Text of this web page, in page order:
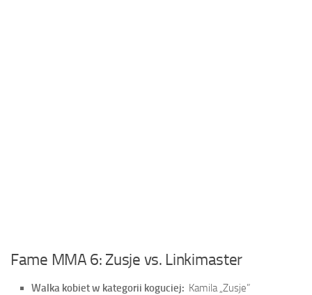
Fame MMA 6: Zusje vs. Linkimaster
Walka kobiet w kategorii koguciej: Kamila „Zusje”